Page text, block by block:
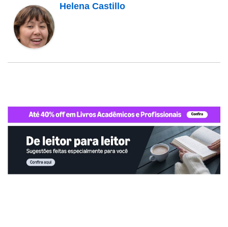
Helena Castillo